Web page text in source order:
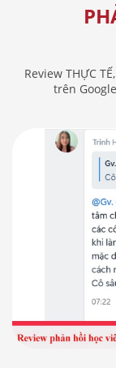
Review THỰC
trên